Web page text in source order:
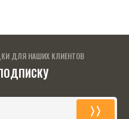
ДЛЯ НАШИХ КЛИЕНТОВ